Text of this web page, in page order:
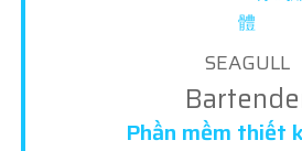
SEAGULL
Phần mềm thiết